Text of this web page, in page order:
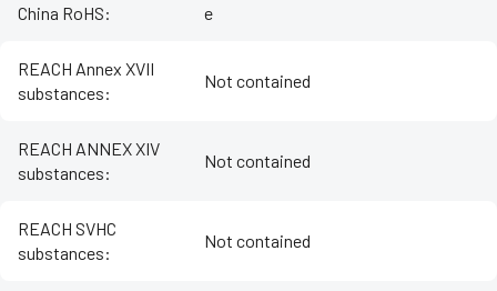
China RoHS: e
REACH Annex XVII
substances:
Not contained
REACH ANNEX XIV
substances:
Not contained
REACH SVHC
substances:
Not contained